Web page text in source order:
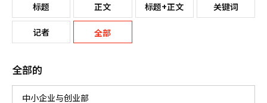
标题 正文 标题+正文 关键词
记者 全部
全部的